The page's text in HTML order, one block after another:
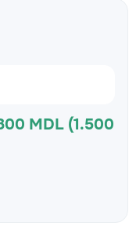
MDL (1.500